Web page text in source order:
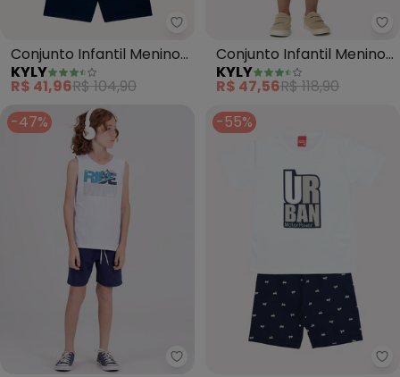
Kyly - Conjunto Infantil Menino
Conjunto Infantil Menino
em Algodão (Off White)
KYLY
R$ 41,96R$ 104,90
Conjunto Infantil Menino
Estampa (Branco)
KYLY
R$ 47,56R$ 118,90
-47%
Vida Costeira - Conjunto
-55%